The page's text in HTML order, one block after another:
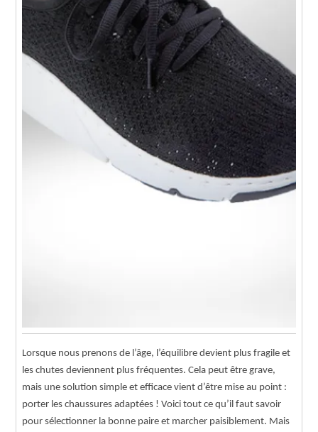
Lorsque nous prenons de l’âge, l’équilibre devient plus fragile et
les chutes deviennent plus fréquentes. Cela peut être grave,
mais une solution simple et efficace vient d’être mise au point :
porter les chaussures adaptées ! Voici tout ce qu’il faut savoir
pour sélectionner la bonne paire et marcher paisiblement. Mais